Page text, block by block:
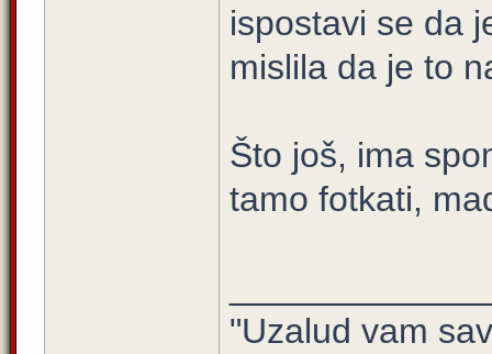
ispostavi se da
mislila da je to
Što još, ima
tamo fotkati,
"Uzalud vam